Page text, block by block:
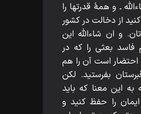
ـ و همۀ قدرتها را
از دخالت در كشور
و ان شاءاللّه‌ اين
فاسد بعثى را كه در
است آن را هم
بفرستيد. لكن
به اين معنا كه بايد
را حفظ كنيد و